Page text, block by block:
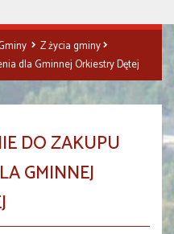
Z życia gminy
dla Gminnej Orkiestry Dętej
DO ZAKUPU
GMINNEJ